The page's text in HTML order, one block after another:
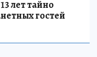
лет тайно
гостей